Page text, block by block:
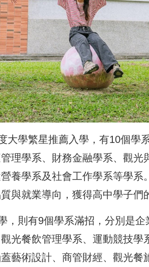
大學繁星推薦入學，有10個學
理學系、財務金融學系、觀光
養學系及社會工作學系等學系
與就業導向，獲得高中學子們
，則有9個學系滿招，分別是
光餐飲管理學系、運動競技學
藝術設計、商管財經、觀光餐